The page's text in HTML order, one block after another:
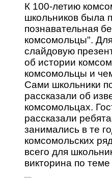
К 100-летию
школьников была
познавательная
комсомольцы".
слайдовую
об истории
комсомольцы и
Сами школьники
рассказали об
комсомольцах.
рассказали
занимались в те
комсомольских
всего для
викторина по